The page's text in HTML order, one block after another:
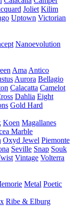
Joliet Kilim
Uptown Victorian
Nanoevolution
Ama Antico
Aurora Bellagio
Calacatta Camelot
Dahlia Eight
Gold Hard
Koen Magallanes
Marble
Oxyd Jewel Piemonte
Seville Snap Souk
Vintage Volterra
Metal Poetic
Ribe & Elburg